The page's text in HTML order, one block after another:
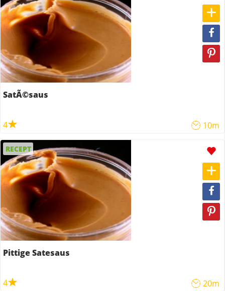
SatÃ©saus
4 10m
RECEPT
Pittige Satesaus
4 20m